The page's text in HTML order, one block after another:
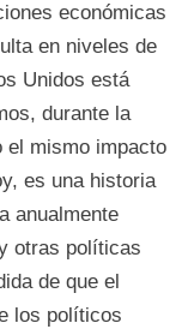
económicas
en niveles de
Unidos está
durante la
el mismo impacto
es una historia
anualmente
otras políticas
de que el
los políticos